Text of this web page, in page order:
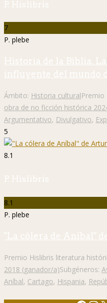
P. Hislibris
7
P. plebe
Historia de la Biblia.
influyente del mundo
Ámbito: Historia culturalPremio
obra de no ficción histórica
Argumentativo, Divulgativo,
5
8.1
P. Hislibris
8.1
P. plebe
"La cólera de Aníbal"
Premio Hislibris literatura
2018 (ganador/a)Subgéneros:
Aníbal, Cartago, Hispania,